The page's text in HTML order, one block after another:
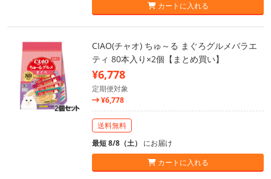
カートに入れる
CIAO(チャオ) ちゅ～る まぐろグルメバラエ
ティ 80本入り×2個【まとめ買い】
¥6,778
定期便対象
¥6,778
送料無料
最短 8/8（土） にお届け
カートに入れる